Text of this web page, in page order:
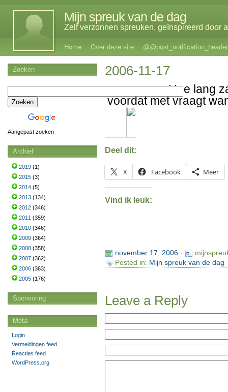
Mijn spreuk van de dag
Zelf verzonnen spreuken, geïnspireerd door
Home Over deze site @@post_notification_header
2006-11-17
Hoe lang
voordat met vraagt
Deel dit:
X Facebook Meer
Vind ik leuk:
november 17, 2006·
Posted in: Mijn spreuk van de dag
Leave a Reply
Zoeken
Aangepast zoeken
Archief
2019 (1)
2015 (3)
2014 (5)
2013 (134)
2012 (346)
2011 (359)
2010 (346)
2009 (364)
2008 (358)
2007 (362)
2006 (363)
2005 (176)
Sponsoring
Meta
Login
Vermeldingen feed
Reacties feed
WordPress.org